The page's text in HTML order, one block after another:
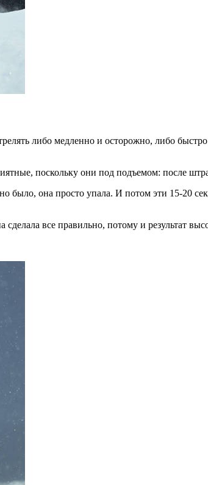
либо медленно и осторожно, либо
поскольку они под подъемом: после
было, она просто упала. И потом эти 15-20
все правильно, потому и результат